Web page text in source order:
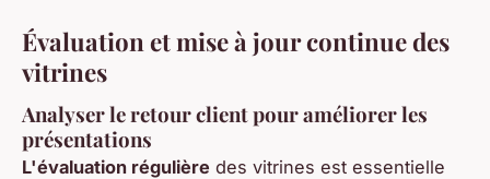
Évaluation et mise à jour continue des
vitrines
Analyser le retour client pour améliorer les
présentations
L'évaluation régulière des vitrines est essentielle